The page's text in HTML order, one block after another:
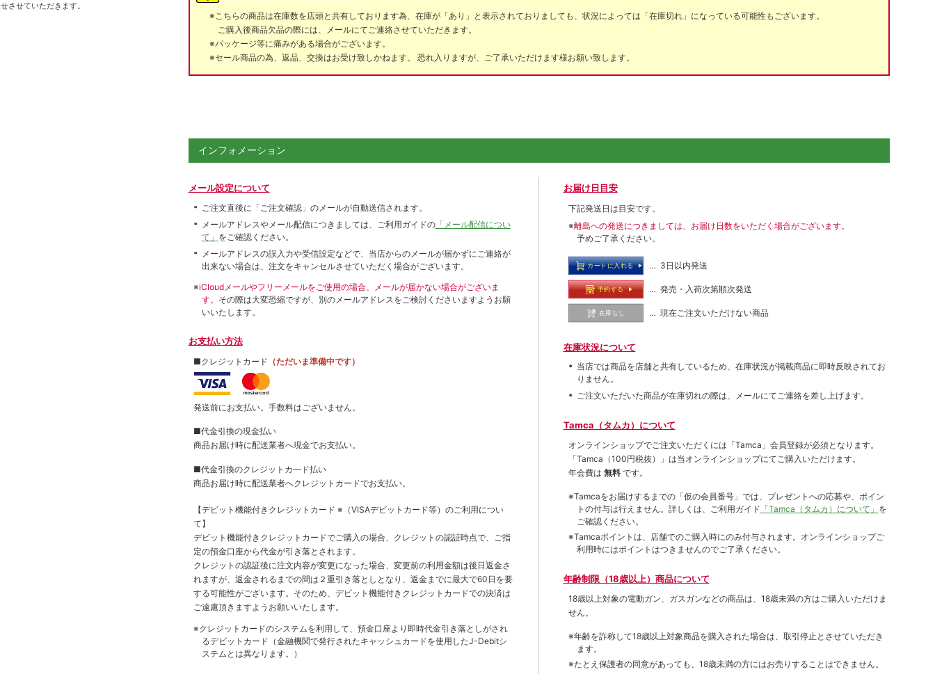
※こちらの商品は在庫数を店頭と共有しております為、在庫が「あり」と表示されておりましても、状況によっては「在庫切れ」になっている可能性もございます。
ご購入後商品欠品の際には、メールにてご連絡させていただきます。
※パッケージ等に痛みがある場合がございます。
※セール商品の為、返品、交換はお受け致しかねます。 恐れ入りますが、ご了承いただけます様お願い致します。
インフォメーション
メール設定について
ご注文直後に「ご注文確認」のメールが自動送信されます。
メールアドレスやメール配信につきましては、ご利用ガイドの「メール配信につい
て」 をご確認ください。
メールアドレスの誤入力や受信設定などで、当店からのメールが届かずにご連絡が
出来ない場合は、注文をキャンセルさせていただく場合がございます。
※iCloudメールやフリーメールをご使用の場合、メールが届かない場合がございま
す。 その際は大変恐縮ですが、別のメールアドレスをご検討くださいますようお願
いいたします。
お支払い方法
■クレジットカード （ただいま準備中です）
発送前にお支払い。手数料はございません。
■代金引換の現金払い
商品お届け時に配送業者へ現金でお支払い。
■代金引換のクレジットカ―ド払い
商品お届け時に配送業者へクレジットカードでお支払い。
【デビット機能付きクレジットカード ※（VISAデビットカード等） のご利用につい
て】
デビット機能付きクレジットカードでご購入の場合、クレジットの認証時点で、ご指
定の預金口座から代金が引き落とされます。
クレジットの認証後に注文内容が変更になった場合、変更前の利用金額は後日返金さ
れますが、返金されるまでの間は２重引き落としとなり、返金までに最大で60日を要
する可能性がございます。そのため、デビット機能付きクレジットカードでの決済は
ご遠慮頂きますようお願いいたします。
※クレジットカードのシステムを利用して、預金口座より即時代金引き落としがされ
るデビットカード（金融機関で発行されたキャッシュカードを使用したJ-Debitシ
ステムとは異なります。）
お届け日目安
下記発送日は目安です。
※離島への発送につきましては、お届け日数をいただく場合がございます。
予めご了承ください。
カートに入れる … 3日以内発送
予約する … 発売・入荷次第順次発送
在庫なし … 現在ご注文いただけない商品
在庫状況について
当店では商品を店舗と共有しているため、在庫状況が掲載商品に即時反映されてお
りません。
ご注文いただいた商品が在庫切れの際は、メールにてご連絡を差し上げます。
Tamca（タムカ）について
オンラインショップでご注⽂いただくには「Tamca」会員登録が必須となります。
「Tamca （100円税抜）
」は当オンラインショップにてご購⼊いただけます。
年会費は 無料 です。
※Tamcaをお届けするまでの「仮の会員番号」では、プレゼントへの応募や、ポイン
トの付与は⾏えません。詳しくは、ご利⽤ガイド 「Tamca（タムカ）について」 を
ご確認ください。
※Tamcaポイントは、店舗でのご購⼊時にのみ付与されます。オンラインショップご
利用時にはポイントはつきませんのでご了承ください。
年齢制限（18歳以上）商品について
18歳以上対象の電動ガン、ガスガンなどの商品は、18歳未満の方はご購入いただけま
せん。
※年齢を詐称して18歳以上対象商品を購入された場合は、取引停止とさせていただき
ます。
※たとえ保護者の同意があっても、18歳未満の方にはお売りすることはできません。
せさせていただきます。